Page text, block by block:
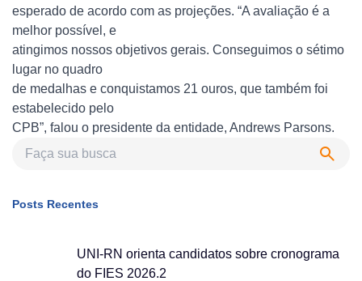
esperado de acordo com as projeções. “A avaliação é a
melhor possível, e
atingimos nossos objetivos gerais. Conseguimos o sétimo
lugar no quadro
de medalhas e conquistamos 21 ouros, que também foi
estabelecido pelo
CPB”, falou o presidente da entidade, Andrews Parsons.
Posts Recentes
UNI-RN orienta candidatos sobre cronograma
do FIES 2026.2